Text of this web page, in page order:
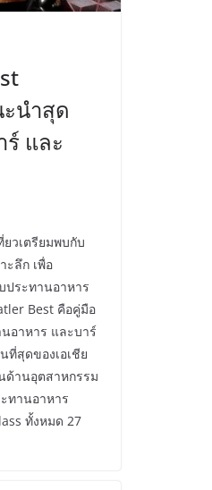
นำสุด
ร์ และ
วเตรียมพบกับ
ะลึก เพื่อ
ประทานอาหาร
Best คือคู่มือ
อาหาร และบาร์
สุดของเอเชีย
ด้านอุตสาหกรรม
ทานอาหาร
ทั้งหมด 27